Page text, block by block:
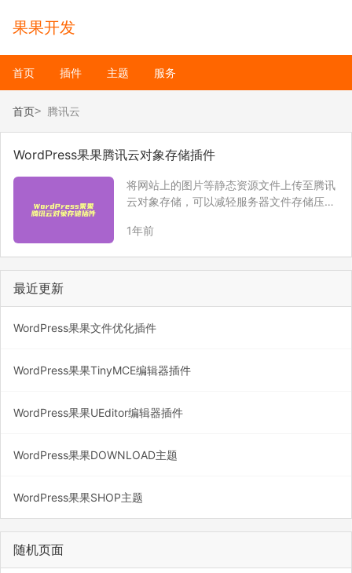
果果开发
首页 插件 主题 服务
首页 腾讯云
WordPress果果腾讯云对象存储插件
将网站上的图片等静态资源文件上传至腾讯
云对象存储，可以减轻服务器文件存储压
访问速度。
1年前
最近更新
WordPress果果文件优化插件
WordPress果果TinyMCE编辑器插件
WordPress果果UEditor编辑器插件
WordPress果果DOWNLOAD主题
WordPress果果SHOP主题
随机页面